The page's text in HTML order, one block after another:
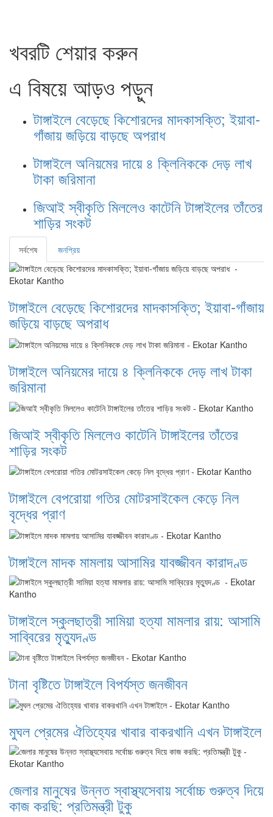
খবরটি শেয়ার করুন
এ বিষয়ে আড়ও পড়ুন
টাঙ্গাইলে বেড়েছে কিশোরদের মাদকাসক্তি; ইয়াবা-
গাঁজায় জড়িয়ে বাড়ছে অপরাধ
টাঙ্গাইলে অনিয়মের দায়ে ৪ ক্লিনিককে দেড় লাখ
টাকা জরিমানা
জিআই স্বীকৃতি মিললেও কাটেনি টাঙ্গাইলের তাঁতের
শাড়ির সংকট
সর্বশেষ জনপ্রিয়
টাঙ্গাইলে বেড়েছে কিশোরদের মাদকাসক্তি; ইয়াবা-গাঁজায়
জড়িয়ে বাড়ছে অপরাধ
টাঙ্গাইলে অনিয়মের দায়ে ৪ ক্লিনিককে দেড় লাখ টাকা
জরিমানা
জিআই স্বীকৃতি মিললেও কাটেনি টাঙ্গাইলের তাঁতের
শাড়ির সংকট
টাঙ্গাইলে বেপরোয়া গতির মোটরসাইকেল কেড়ে নিল
বৃদ্ধের প্রাণ
টাঙ্গাইলে মাদক মামলায় আসামির যাবজ্জীবন কারাদণ্ড
টাঙ্গাইলে স্কুলছাত্রী সামিয়া হত্যা মামলার রায়: আসামি
সাব্বিরের মৃত্যুদণ্ড
টানা বৃষ্টিতে টাঙ্গাইলে বিপর্যস্ত জনজীবন
মুঘল প্রেমের ঐতিহ্যের খাবার বাকরখানি এখন টাঙ্গাইলে
জেলার মানুষের উন্নত স্বাস্থ্যসেবায় সর্বোচ্চ গুরুত্ব দিয়ে
কাজ করছি: প্রতিমন্ত্রী টুকু